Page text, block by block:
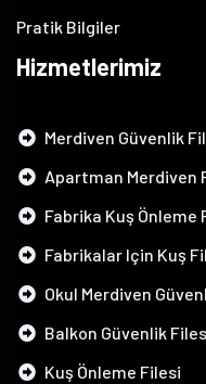
Pratik Bilgiler
Hizmetlerimiz
Merdiven Güvenlik
Apartman Merdiven
Fabrika Kuş Önleme
Fabrikalar Için Kuş
Okul Merdiven
Balkon Güvenlik
Kuş Önleme Filesi